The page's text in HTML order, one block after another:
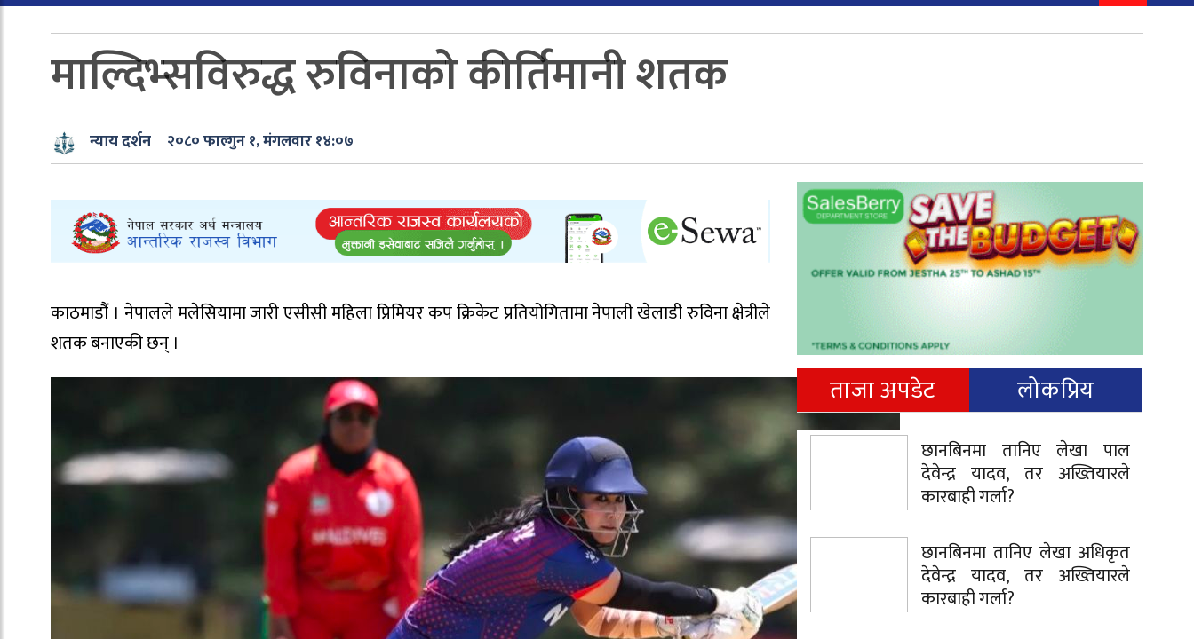
माल्दिभ्सविरुद्ध रुविनाको कीर्तिमानी शतक
न्याय दर्शन २०८० फाल्गुन १, मंगलवार १४:०७
काठमाडौं । नेपालले मलेसियामा जारी एसीसी महिला प्रिमियर कप क्रिकेट प्रतियोगितामा नेपाली खेलाडी रुविना क्षेत्रीले
शतक बनाएकी छन् ।
ताजा अपडेट लोकप्रिय
छानबिनमा तानिए लेखा पाल
देवेन्द्र यादव, तर अख्तियारले
कारबाही गर्ला?
छानबिनमा तानिए लेखा अधिकृत
देवेन्द्र यादव, तर अख्तियारले
कारबाही गर्ला?